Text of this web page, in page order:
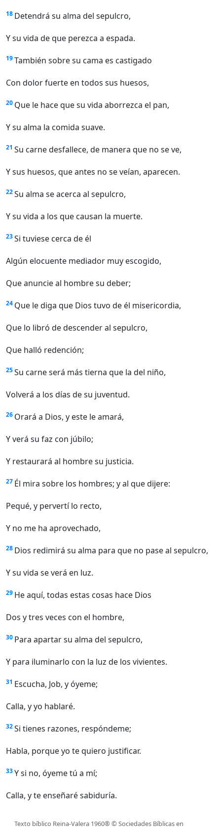
18 Detendrá su alma del sepulcro,
Y su vida de que perezca a espada.
19También sobre su cama es castigado
Con dolor fuerte en todos sus huesos,
20 Que le hace que su vida aborrezca el pan,
Y su alma la comida suave.
21 Su carne desfallece, de manera que no se ve,
Y sus huesos, que antes no se veían, aparecen.
22Su alma se acerca al sepulcro,
Y su vida a los que causan la muerte.
23Si tuviese cerca de él
Algún elocuente mediador muy escogido,
Que anuncie al hombre su deber;
24 Que le diga que Dios tuvo de él misericordia,
Que lo libró de descender al sepulcro,
Que halló redención;
25Su carne será más tierna que la del niño,
Volverá a los días de su juventud.
26 Orará a Dios, y este le amará,
Y verá su faz con júbilo;
Y restaurará al hombre su justicia.
27 Él mira sobre los hombres; y al que dijere:
Pequé, y pervertí lo recto,
Y no me ha aprovechado,
28 Dios redimirá su alma para que no pase al sepulcro,
Y su vida se verá en luz.
29 He aquí, todas estas cosas hace Dios
Dos y tres veces con el hombre,
30 Para apartar su alma del sepulcro,
Y para iluminarlo con la luz de los vivientes.
31 Escucha, Job, y óyeme;
Calla, y yo hablaré.
32Si tienes razones, respóndeme;
Habla, porque yo te quiero justificar.
33Y si no, óyeme tú a mí;
Calla, y te enseñaré sabiduría.
Texto bíblico Reina-Valera 1960® © Sociedades Bíblicas en